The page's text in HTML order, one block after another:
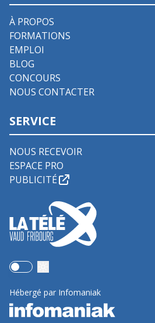
À PROPOS
FORMATIONS
EMPLOI
BLOG
CONCOURS
NOUS CONTACTER
SERVICE
NOUS RECEVOIR
ESPACE PRO
PUBLICITÉ
Use setting
Hébergé par Infomaniak